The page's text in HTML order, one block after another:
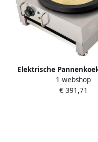
Elektrische
Crêpe Plaat Desserts
Groot
1 webshop
€ 391,71